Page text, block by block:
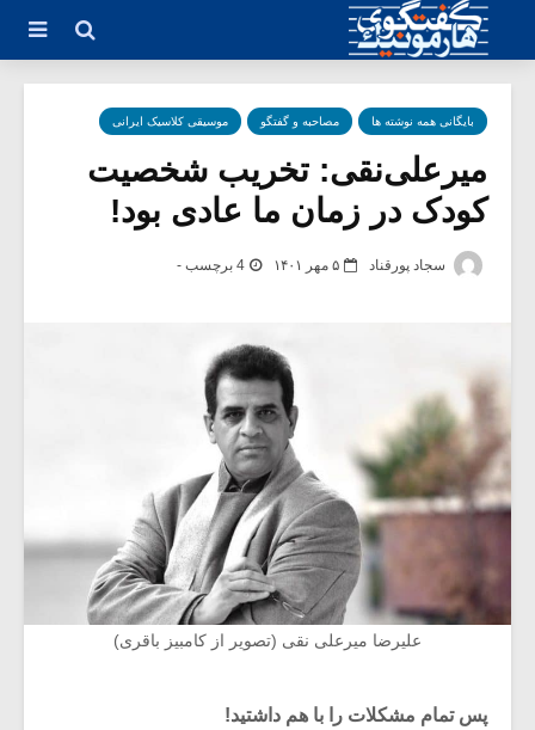
بایگانی همه نوشته ها مصاحبه و گفتگو موسیقی کلاسیک ایرانی
میرعلی‌نقی: تخریب شخصیت
کودک در زمان ما عادی بود!
سجاد پورقناد ۵ مهر ۱۴۰۱ 4 برچسب -
علیرضا میرعلی نقی (تصویر از کامبیز باقری)
پس تمام مشکلات را با هم داشتید!